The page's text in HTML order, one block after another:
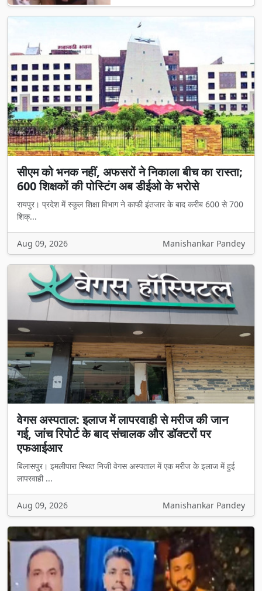
सीएम को भनक नहीं, अफसरों ने निकाला बीच का रास्ता;
600 शिक्षकों की पोस्टिंग अब डीईओ के भरोसे
रायपुर। प्रदेश में स्कूल शिक्षा विभाग ने काफी इंतजार के बाद करीब 600 से 700
शिक्...
Aug 09, 2026 Manishankar Pandey
वेगस अस्पताल: इलाज में लापरवाही से मरीज की जान
गई, जांच रिपोर्ट के बाद संचालक और डॉक्टरों पर
एफआईआर
बिलासपुर। इमलीपारा स्थित निजी वेगस अस्पताल में एक मरीज के इलाज में हुई
लापरवाही ...
Aug 09, 2026 Manishankar Pandey